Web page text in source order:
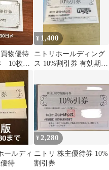
物優待
10枚セ
¥ 1,400
ニトリホールディング
ス 10%割引券 有効期限
ルディ
待
¥2,280
ニトリ 株主優待券 10%
割引券